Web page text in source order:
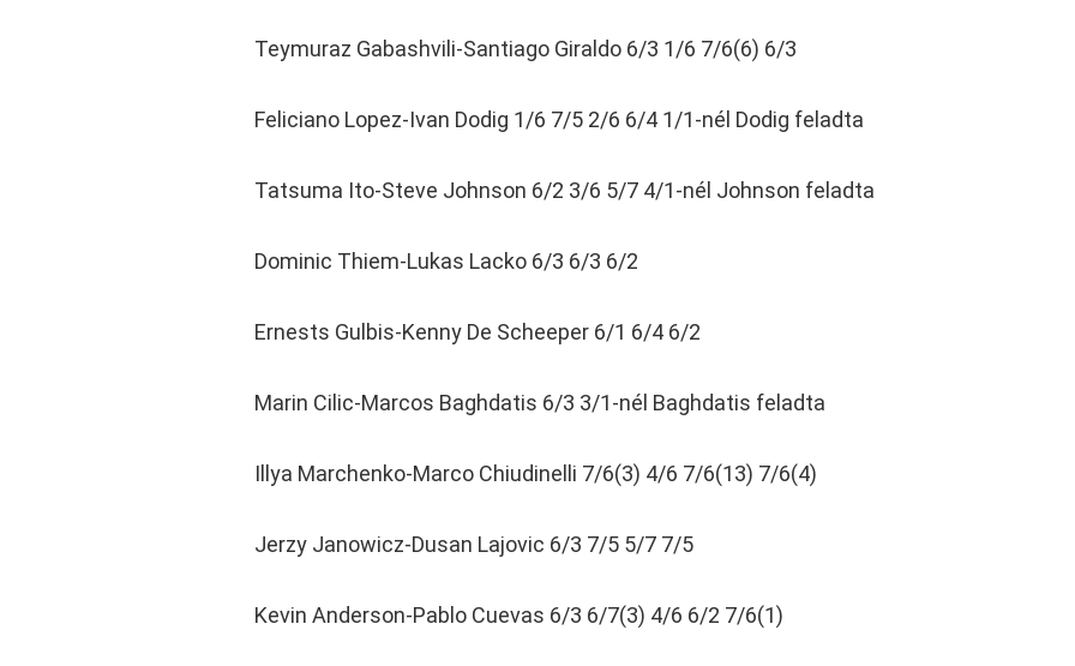
Teymuraz Gabashvili-Santiago Giraldo 6/3 1/6 7/6(6) 6/3
Feliciano Lopez-Ivan Dodig 1/6 7/5 2/6 6/4 1/1-nél Dodig feladta
Tatsuma Ito-Steve Johnson 6/2 3/6 5/7 4/1-nél Johnson feladta
Dominic Thiem-Lukas Lacko 6/3 6/3 6/2
Ernests Gulbis-Kenny De Scheeper 6/1 6/4 6/2
Marin Cilic-Marcos Baghdatis 6/3 3/1-nél Baghdatis feladta
Illya Marchenko-Marco Chiudinelli 7/6(3) 4/6 7/6(13) 7/6(4)
Jerzy Janowicz-Dusan Lajovic 6/3 7/5 5/7 7/5
Kevin Anderson-Pablo Cuevas 6/3 6/7(3) 4/6 6/2 7/6(1)